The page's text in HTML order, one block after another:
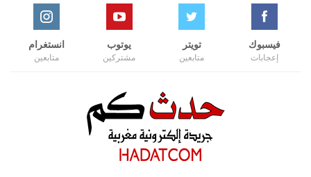
فيسبوك
إعجابات
تويتر
متابعين
يوتوب
مشتركين
انستغرام
متابعين